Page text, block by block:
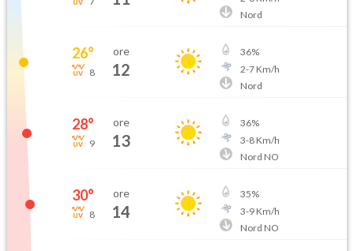
Nord
26°
8
ore
12
36%
2-7Km/h
Nord
28°
9
ore
13
36%
3-8Km/h
Nord NO
30°
8
ore
14
35%
3-9Km/h
Nord NO